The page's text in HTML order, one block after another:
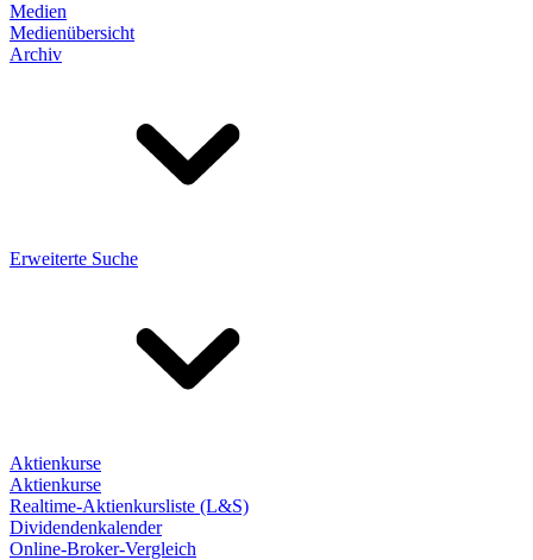
Medien
Medienübersicht
Archiv
Erweiterte Suche
Aktienkurse
Aktienkurse
Realtime-Aktienkursliste (L&S)
Dividendenkalender
Online-Broker-Vergleich